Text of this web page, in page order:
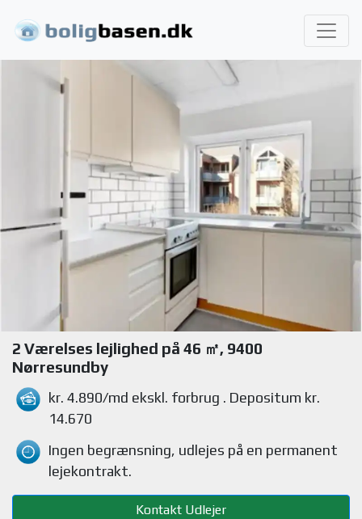
2 Værelses lejlighed på 46 ㎡, 9400
Nørresundby
kr. 4.890/md ekskl. forbrug . Depositum kr.
14.670
Ingen begrænsning, udlejes på en permanent
lejekontrakt.
Kontakt Udlejer